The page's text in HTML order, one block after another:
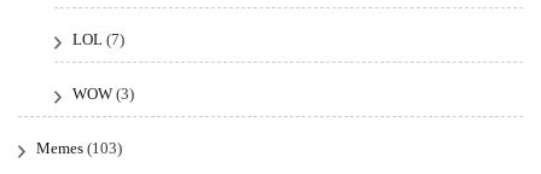
LOL (7)
WOW (3)
Memes (103)